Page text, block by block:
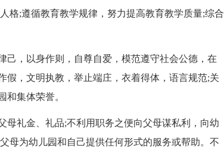
格;遵循教育教学规律，努力提高教育教学质量;综合
，以身作则，自尊自爱，模范遵守社会公德，在
，文明执教，举止端庄，衣着得体，语言规范;关
和集体荣誉。
礼金、礼品;不利用职务之便向父母谋私利，向幼
母为幼儿园和自己提供任何形式的服务或帮助。不